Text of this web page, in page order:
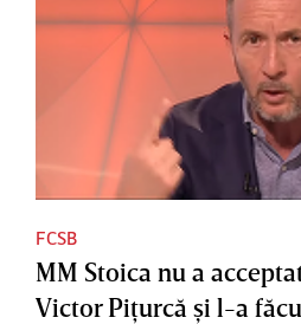
FCSB
MM Stoica nu a
Victor Piţurcă şi l-a